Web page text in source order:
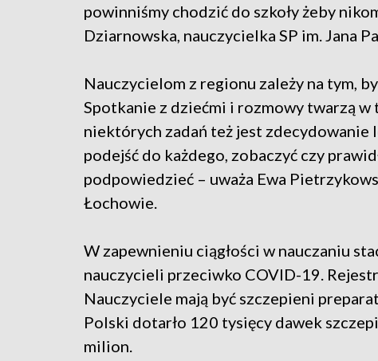
powinniśmy chodzić do szkoły żeby
Dziarnowska, nauczycielka SP im. Jana
Nauczycielom z regionu zależy na tym,
Spotkanie z dziećmi i rozmowy twarzą
niektórych zadań też jest zdecydowanie
podejść do każdego, zobaczyć czy
podpowiedzieć – uważa Ewa
Łochowie.
W zapewnieniu ciągłości w nauczaniu
nauczycieli przeciwko COVID-19.
Nauczyciele mają być szczepieni
Polski dotarło 120 tysięcy dawek
milion.